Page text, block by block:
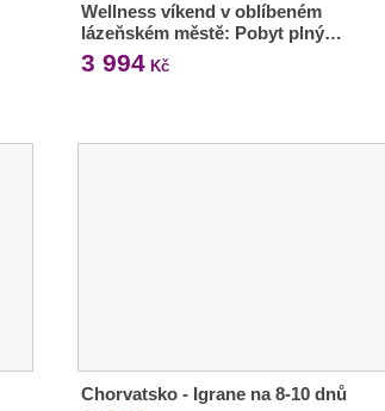
Wellness víkend v oblíbeném
lázeňském městě: Pobyt plný…
3 994 Kč
Chorvatsko - Igrane na 8-10 dnů